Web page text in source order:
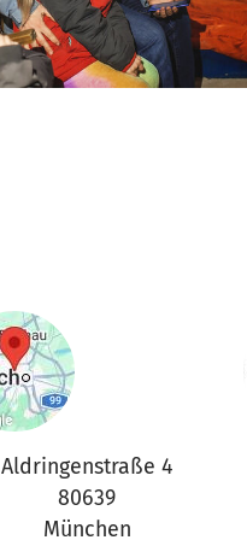
Aldringenstraße 4
80639
München